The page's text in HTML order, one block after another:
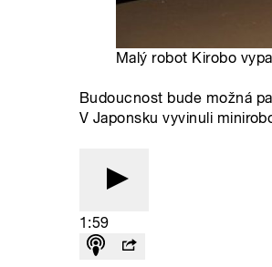
Malý robot Kirobo
Budoucnost bude možná
V Japonsku vyvinuli
1:59